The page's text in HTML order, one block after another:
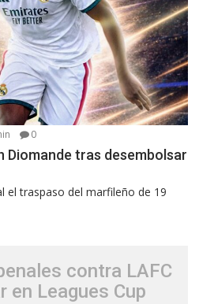
0
Diomande tras desembolsar
el traspaso del marfileño de 19
contra LAFC
en Leagues Cup